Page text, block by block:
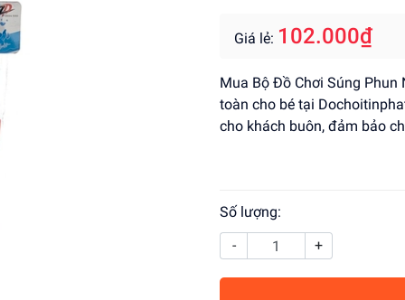
Giá lẻ: 102.000₫
Mua Bộ Đồ Chơi Súng Phun
toàn cho bé tại
cho khách buôn, đảm bảo
Số lượng:
-
+